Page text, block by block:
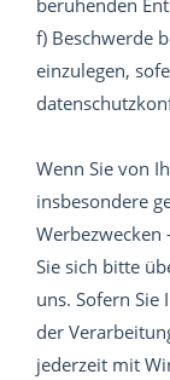
beruhenden
f) Beschwerde
einzulegen,
Wenn Sie von
insbesondere
Werbezwecken
Sie sich bitte
uns. Sofern
der
jederzeit mit